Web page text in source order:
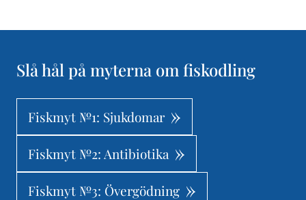
Slå hål på myterna om fiskodling
Fiskmyt №1: Sjukdomar
Fiskmyt №2: Antibiotika
Fiskmyt №3: Övergödning